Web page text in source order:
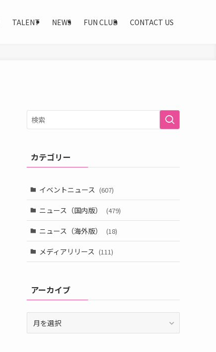
TALENT NEWS FUN CLUB CONTACT US
カテゴリー
イベントニュース (607)
ニュース（国内版） (479)
ニュース（海外版） (18)
メディアリリース (111)
アーカイブ